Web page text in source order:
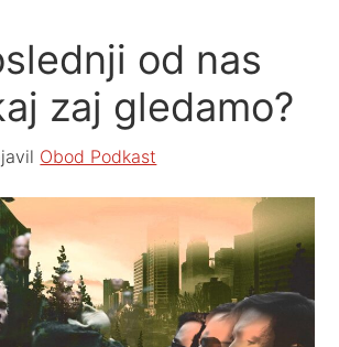
od nas
zaj gledamo?
Obod Podkast